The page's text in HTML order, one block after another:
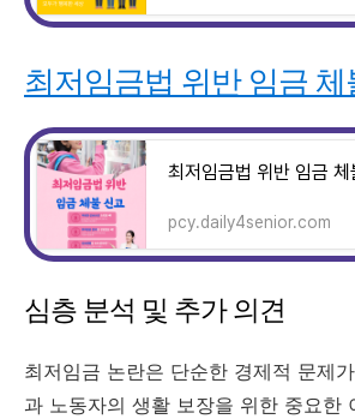
최저임금법 위반 임금 체
pcy.daily4senior.com
심층 분석 및 추가 의견
최저임금 논란은 단순한 경제적 문제
과 노동자의 생활 보장을 위한 중요한